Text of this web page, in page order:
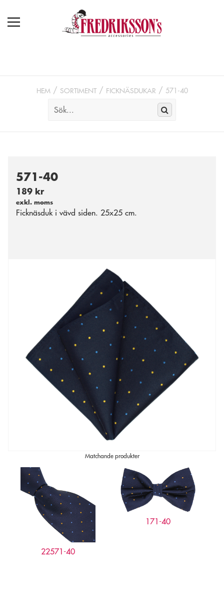
HEM SORTIMENT FICKNÄSDUKAR 571-40
571-40
189 kr
exkl. moms
Ficknäsduk i vävd siden. 25x25 cm.
Matchande produkter
22571-40
171-40